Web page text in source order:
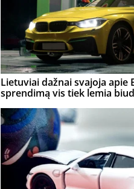
Lietuviai dažnai svajoja apie
sprendimą vis tiek lemia